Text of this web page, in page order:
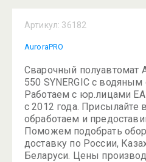
Артикул: 36182
AuroraPRO
Сварочный полуавтомат
550 SYNERGIC с
Работаем с юр.лицами
с 2012 года. Присылайте
обработаем и
Поможем подобрать
доставку по России,
Беларуси. Цены